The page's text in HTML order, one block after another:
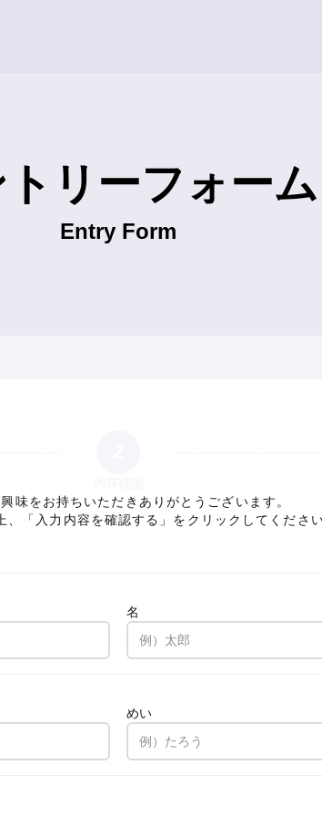
リーフォーム
Entry Form
味をお持ちいただきありがとうございます。
、「入力内容を確認する」をクリックしてください
名
めい